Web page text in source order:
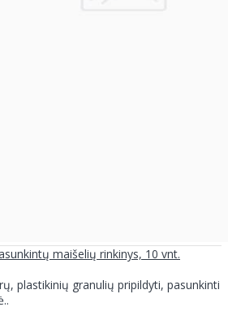
maišelių rinkinys, 10 vnt.
plastikinių granulių pripildyti, pasunkinti